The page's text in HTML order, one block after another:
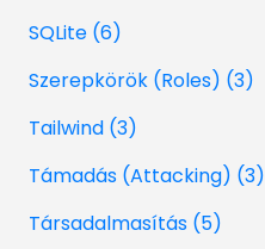
SQLite (6)
Szerepkörök (Roles) (3)
Tailwind (3)
Támadás (Attacking) (3)
Társadalmasítás (5)